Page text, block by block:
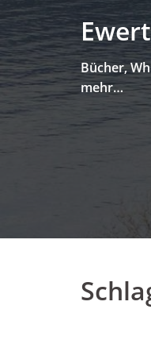
Skip
content
Bücher,
mehr…